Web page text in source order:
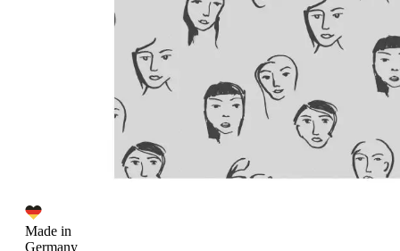
Made in
Germany